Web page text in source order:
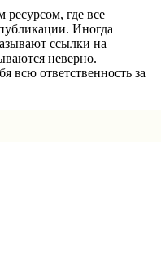
где все
Иногда
ссылки на
неверно.
всю ответственность за